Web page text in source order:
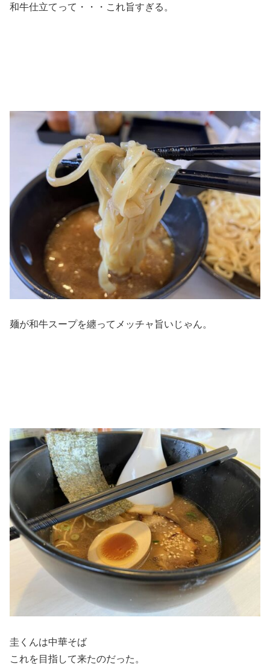
和牛仕立てって・・・これ旨すぎる。
麺が和牛スープを纏ってメッチャ旨いじゃん。
圭くんは中華そば
これを目指して来たのだった。